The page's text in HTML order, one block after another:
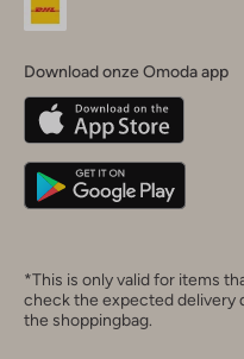
Belgique(Français)
Deutschland
Download onze Omoda app
*This is only valid for items
check the expected delivery
the shoppingbag.